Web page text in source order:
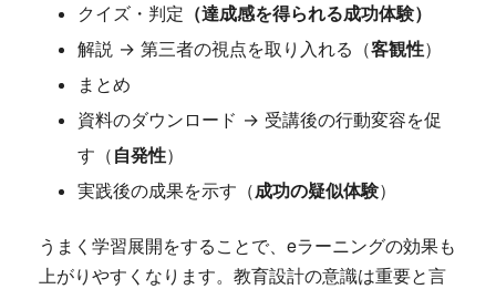
クイズ・判定 （達成感を得られる成功体験）
解説 → 第三者の視点を取り入れる（客観性）
まとめ
資料のダウンロード → 受講後の行動変容を促
す（ 自発性）
実践後の成果を示す（成功の疑似体験）
うまく学習展開をすることで、eラーニングの効果も
上がりやすくなります。教育設計の意識は重要と言